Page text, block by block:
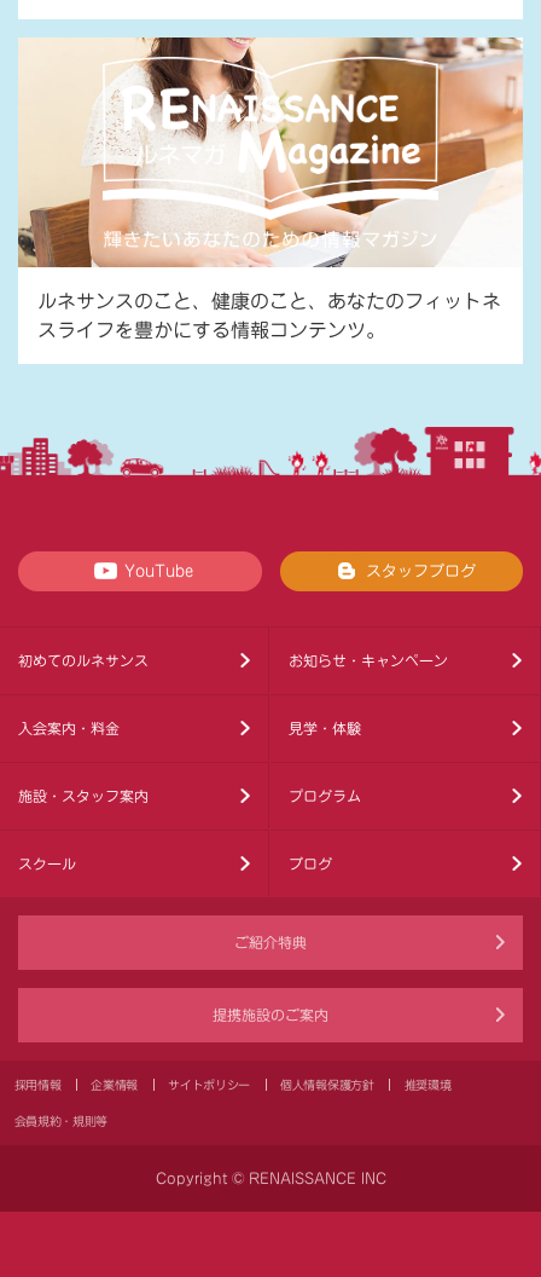
ルネサンスのこと、健康のこと、あなたのフィットネ
スライフを豊かにする情報コンテンツ。
YouTube スタッフブログ
初めてのルネサンス お知らせ・キャンペーン
入会案内・料金 見学・体験
施設・スタッフ案内 プログラム
スクール ブログ
ご紹介特典
提携施設のご案内
採用情報 企業情報 サイトポリシー 個人情報保護方針 推奨環境
会員規約・規則等
Copyright © RENAISSANCE INC